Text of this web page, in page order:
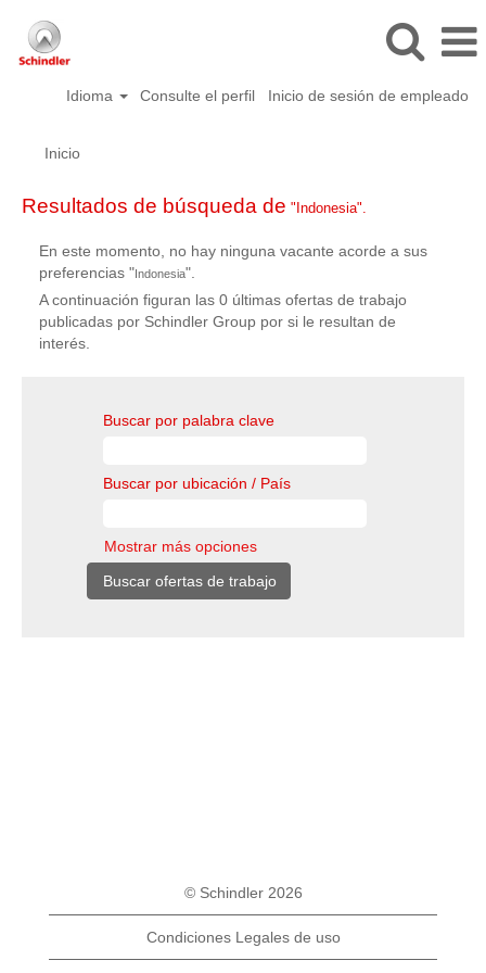
Idioma Consulte el perfil Inicio de sesión de empleado
Inicio
Resultados de búsqueda de "Indonesia".
En este momento, no hay ninguna vacante acorde a sus
preferencias "Indonesia".
A continuación figuran las 0 últimas ofertas de trabajo
publicadas por Schindler Group por si le resultan de
interés.
Buscar por palabra clave
Buscar por ubicación / País
Mostrar más opciones
© Schindler 2026
Condiciones Legales de uso